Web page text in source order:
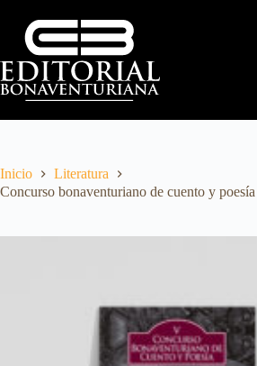
Inicio
Literatura
Concurso bonaventuriano de cuento y